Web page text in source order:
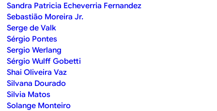
Sandra Patricia Echeverria Fernandez
Sebastião Moreira Jr.
Serge de Valk
Sérgio Pontes
Sergio Werlang
Sérgio Wulff Gobetti
Shai Oliveira Vaz
Silvana Dourado
Silvia Matos
Solange Monteiro